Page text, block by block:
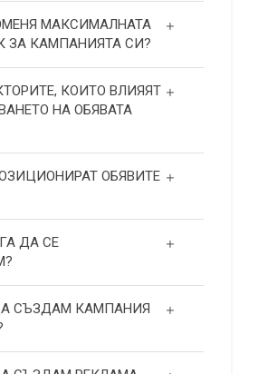
МАКСИМАЛНАТА
ЗА КАМПАНИЯТА СИ?
КОИТО ВЛИЯЯТ
НА ОБЯВАТА
ОБЯВИТЕ
ДА СЕ
СЪЗДАМ КАМПАНИЯ